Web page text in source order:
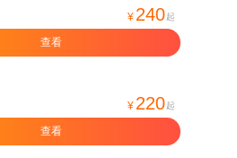
¥ 240 起
查看
¥ 220 起
查看